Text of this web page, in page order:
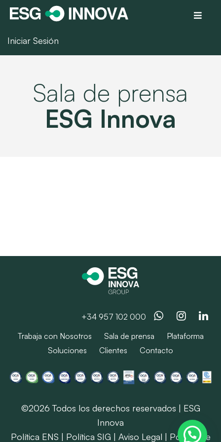
Iniciar Sesión
Sala de prensa
ESG Innova
+34 957 102 000 Whatsapp
Trabaja con Nosotros Sala de prensa
Plataforma
Soluciones
Clientes Contacto
©2026 Todos los derechos reservados | ESG
Innova
Política ENS | Política SIG | Aviso Legal | Política de